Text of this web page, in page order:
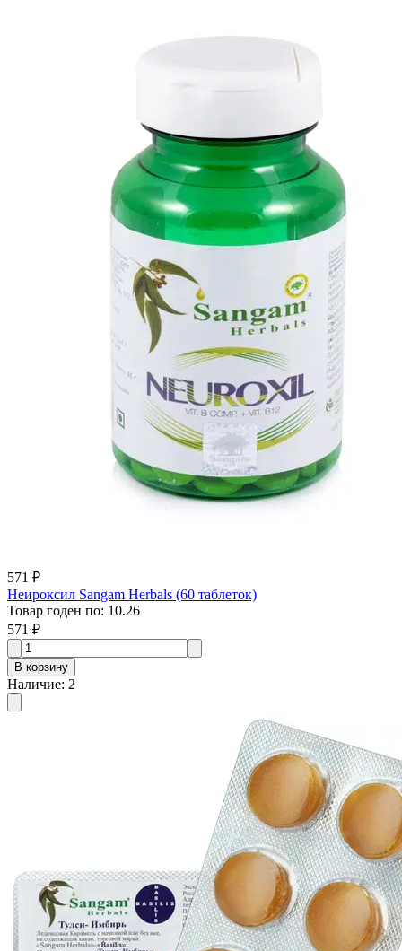
571 ₽
Неироксил Sangam Herbals (60 таблеток)
Товар годен по: 10.26
571 ₽
В корзину
Наличие: 2